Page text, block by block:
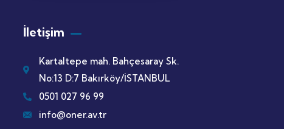
İletişim
Kartaltepe mah. Bahçesaray Sk.
No:13 D:7 Bakırköy/İSTANBUL
0501 027 96 99
info@oner.av.tr